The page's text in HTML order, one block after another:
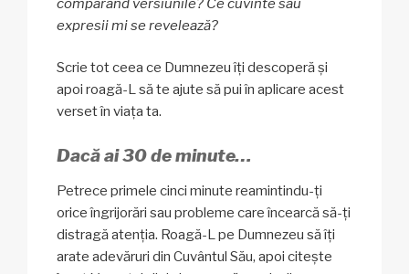
comparând versiunile? Ce cuvinte sau
expresii mi se revelează?
Scrie tot ceea ce Dumnezeu îți descoperă și
apoi roagă-L să te ajute să pui în aplicare acest
verset în viața ta.
Dacă ai 30 de minute…
Petrece primele cinci minute reamintindu-ți
orice îngrijorări sau probleme care încearcă să-ți
distragă atenția. Roagă-L pe Dumnezeu să îți
arate adevăruri din Cuvântul Său, apoi citește